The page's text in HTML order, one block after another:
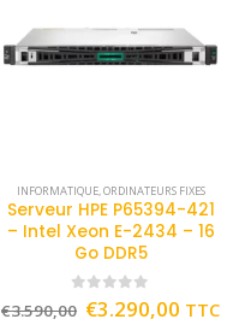
INFORMATIQUE,ORDINATEURS FIXES
Serveur HPE P65394-421
– Intel Xeon E-2434 – 16
Go DDR5
out of 5
€3.590,00 €3.290,00 TTC